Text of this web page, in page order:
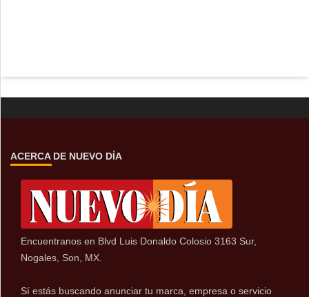
ACERCA DE NUEVO DÍA
Encuentranos en Blvd Luis Donaldo Colosio 3163 Sur,
Nogales, Son, MX.
Sí estás buscando anunciar tu marca, empresa o servicio